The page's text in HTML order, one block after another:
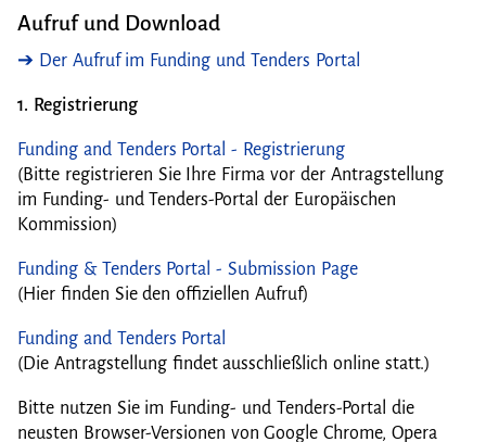
Aufruf und Download
➔ Der Aufruf im Funding und Tenders Portal
1. Registrierung
Funding and Tenders Portal - Registrierung
(Bitte registrieren Sie Ihre Firma vor der Antragstellung
im Funding- und Tenders-Portal der Europäischen
Kommission)
Funding & Tenders Portal - Submission Page
(Hier finden Sie den offiziellen Aufruf)
Funding and Tenders Portal
(Die Antragstellung findet ausschließlich online statt.)
Bitte nutzen Sie im Funding- und Tenders-Portal die
neusten Browser-Versionen von Google Chrome, Opera